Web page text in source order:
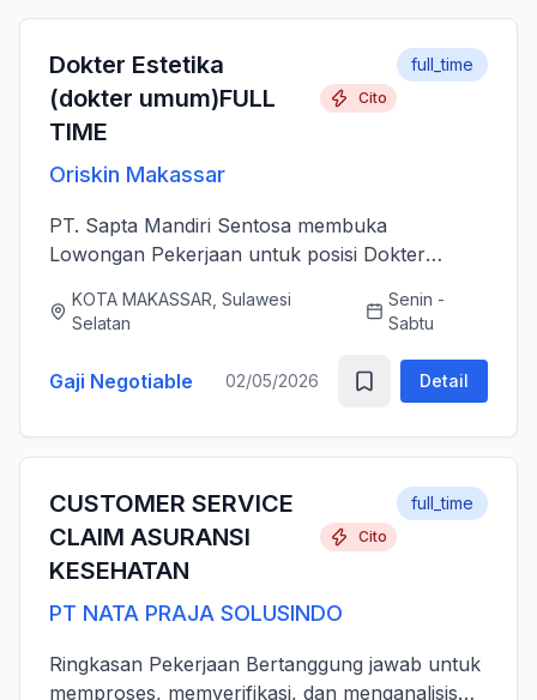
Dokter Estetika
(dokter umum)FULL
TIME
Cito
Oriskin Makassar
full_time
PT. Sapta Mandiri Sentosa membuka
Lowongan Pekerjaan untuk posisi Dokter
jawab memberikan layanan medis estetika yang
KOTA MAKASSAR, Sulawesi
Selatan
Senin -
Sabtu
Gaji Negotiable 02/05/2026 Detail
CUSTOMER SERVICE
CLAIM ASURANSI
KESEHATAN
Cito
PT NATA PRAJA SOLUSINDO
full_time
Ringkasan Pekerjaan Bertanggung jawab untuk
memproses, memverifikasi, dan menganalisis